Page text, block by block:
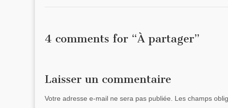
4 comments for “À partager”
Laisser un commentaire
Votre adresse e-mail ne sera pas publiée. Les champs